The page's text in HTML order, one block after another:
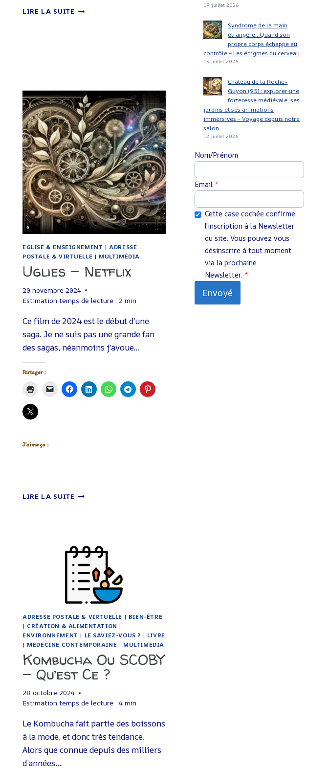
LIRE LA SUITE KÉFIR
EGLISE & ENSEIGNEMENT |ADRESSE
POSTALE & VIRTUELLE | MULTIMÉDIA
Uglies – Netflix
20 novembre 2024
Estimation temps de lecture : 2 min
Ce film de 2024 est le début d’une
saga. Je ne suis pas une grande fan
des sagas, néanmoins j’avoue…
Partager :
J’aime ça :
LIRE LA SUITE UGLIES
ADRESSE POSTALE & VIRTUELLE | BIEN-ÊTRE
| CRÉATION & ALIMENTATION |
ENVIRONNEMENT | LE SAVIEZ-VOUS ? | LIVRE
| MÉDECINE CONTEMPORAINE | MULTIMÉDIA
Kombucha Ou SCOBY
– Qu’est Ce ?
28 octobre 2024
Estimation temps de lecture : 4 min
Le Kombucha fait partie des boissons
à la mode, et donc très tendance.
Alors que connue depuis des milliers
d’années…
19 juillet 2026
Syndrome de la main
étrangère : Quand son
propre corps échappe au
contrôle – Les énigmes du cerveau.
13 juillet 2026
Château de la Roche-
Guyon (95) : explorer une
forteresse médiévale, ses
jardins et ses animations
immersives – Voyage depuis notre
salon
12 juillet 2026
Nom/Prénom
Email *
Cette case cochée confirme
l'inscription à la Newsletter
du site. Vous pouvez vous
désinscrire à tout moment
via la prochaine
Newsletter. *
Envoyé